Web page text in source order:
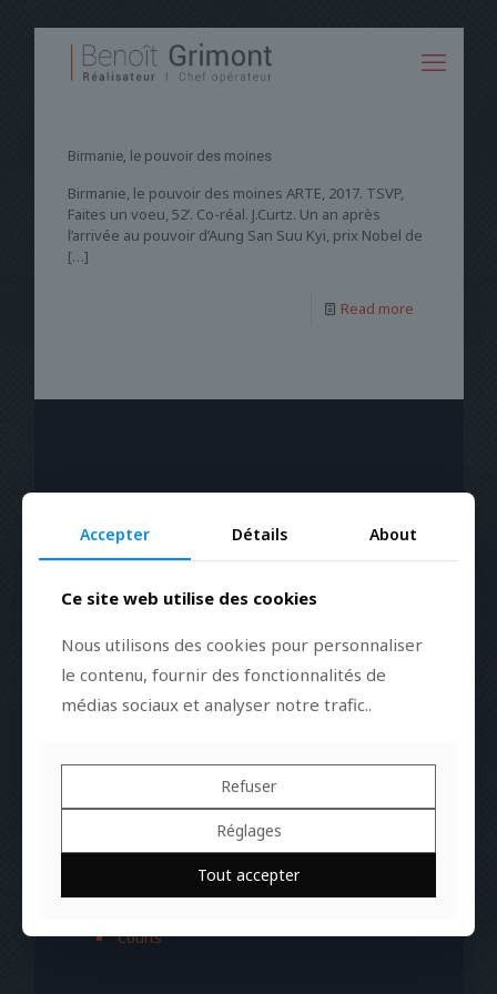
Birmanie, le pouvoir des moines
Birmanie, le pouvoir des moines ARTE, 2017. TSVP,
Faites un voeu, 52’. Co-réal. J.Curtz. Un an après
l’arrivée au pouvoir d’Aung San Suu Kyi, prix Nobel de
[…]
Read more
Tél. 06 08 23 33 60
Messagerie
Chef Opérateur
Magazines
Courts
Accepter Détails About
Ce site web utilise des cookies
Nous utilisons des cookies pour personnaliser
le contenu, fournir des fonctionnalités de
médias sociaux et analyser notre trafic..
Refuser
Réglages
Tout accepter